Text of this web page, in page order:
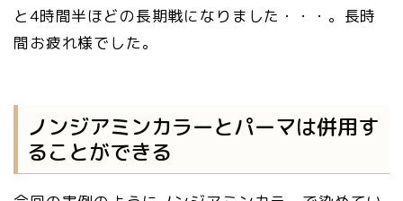
と4時間半ほどの長期戦になりました・・・。長時
間お疲れ様でした。
ノンジアミンカラーとパーマは併用す
ることができる